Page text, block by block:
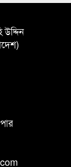
উদ্দিন